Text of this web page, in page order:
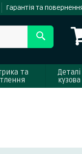
Гарантія та
та
Деталі
кузова